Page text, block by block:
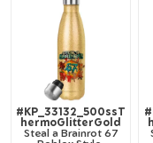
#KP_33132_500ssT
hermoGlitterGold
Steal a Brainrot 67